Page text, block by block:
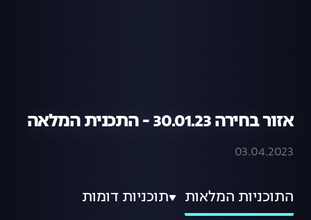
אזור בחירה 30.01.23 - התכנית המלאה
03.04.2023
התוכניות המלאות תוכניות דומות